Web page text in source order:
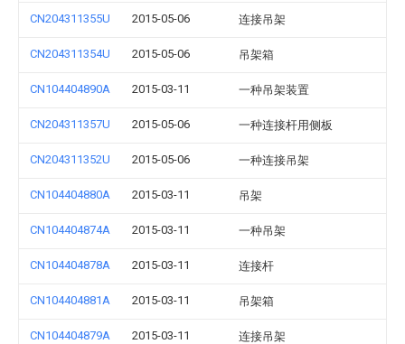
CN204311355U 2015-05-06 连接吊架
CN204311354U 2015-05-06 吊架箱
CN104404890A 2015-03-11 一种吊架装置
CN204311357U 2015-05-06 一种连接杆用侧板
CN204311352U 2015-05-06 一种连接吊架
CN104404880A 2015-03-11 吊架
CN104404874A 2015-03-11 一种吊架
CN104404878A 2015-03-11 连接杆
CN104404881A 2015-03-11 吊架箱
CN104404879A 2015-03-11 连接吊架